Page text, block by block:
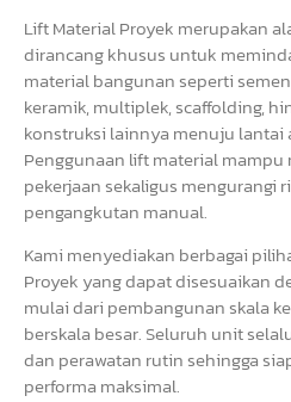
Lift Material Proyek merupakan
dirancang khusus untuk
material bangunan seperti
keramik, multiplek, scaffolding,
konstruksi lainnya menuju lantai
Penggunaan lift material
pekerjaan sekaligus mengurangi
pengangkutan manual.
Kami menyediakan berbagai
Proyek yang dapat disesuaikan
mulai dari pembangunan skala
berskala besar. Seluruh unit
dan perawatan rutin sehingga
performa maksimal.